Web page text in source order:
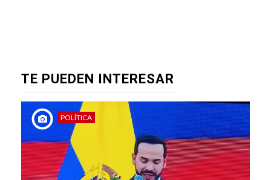
TE PUEDEN INTERESAR
POLÍTICA